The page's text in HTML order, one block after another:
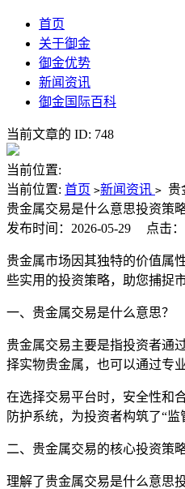
首页
关于御金
御金优势
新闻资讯
御金国际百科
当前文章的 ID: 748
当前位置:
当前位置: 首页 >新闻资讯 > 贵
贵金属交易是什么意思投资策
发布时间：2026-05-29
点击
贵金属市场因其独特的价值属
些实用的投资策略，助您捕捉
一、贵金属交易是什么意思？
贵金属交易主要是指投资者通
择实物贵金属，也可以通过专
在选择交易平台时，安全性和
防护系统，为投资者构筑了“
二、贵金属交易的核心投资策
理解了贵金属交易是什么意思